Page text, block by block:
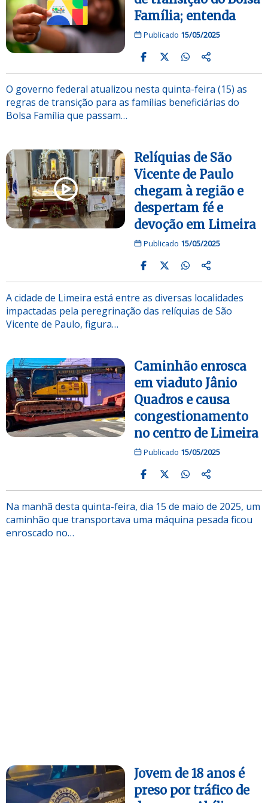
Família; entenda
Publicado 15/05/2025
O governo federal atualizou nesta quinta-feira (15) as
regras de transição para as famílias beneficiárias do
Bolsa Família que passam…
Relíquias de São
Vicente de Paulo
chegam à região e
despertam fé e
devoção em Limeira
Publicado 15/05/2025
A cidade de Limeira está entre as diversas localidades
impactadas pela peregrinação das relíquias de São
Vicente de Paulo, figura…
Caminhão enrosca
em viaduto Jânio
Quadros e causa
congestionamento
no centro de Limeira
Publicado 15/05/2025
Na manhã desta quinta-feira, dia 15 de maio de 2025, um
caminhão que transportava uma máquina pesada ficou
enroscado no…
Jovem de 18 anos é
preso por tráfico de